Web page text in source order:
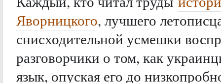
Яворницкого, лучшего
снисходительной усмешки
разговорчики о том, как
язык, опуская его до